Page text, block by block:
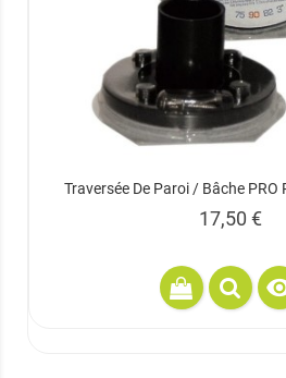
Traversée De Paroi / Bâche PRO
Prix
17,50 €